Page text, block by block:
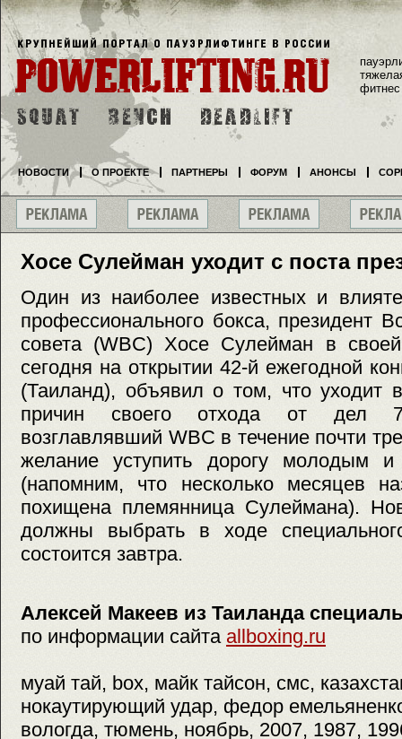
Хосе Сулейман уходит с поста
Один из наиболее известных и
профессионального бокса, президент
совета (WBC) Хосе Сулейман в своей
сегодня на открытии 42-й ежегодной
(Таиланд), объявил о том, что уходит
причин своего отхода от дел
возглавлявший WBC в течение почти
желание уступить дорогу молодым
(напомним, что несколько месяцев
похищена племянница Сулеймана).
должны выбрать в ходе
состоится завтра.
Алексей Макеев из Таиланда
по информации сайта allboxing.ru
муай тай, box, майк тайсон, смс,
нокаутирующий удар, федор
вологда, тюмень, ноябрь, 2007, 1987,
фитнес
НОВОСТИ О ПРОЕКТЕ ПАРТНЕРЫ ФОРУМ АНОНСЫ